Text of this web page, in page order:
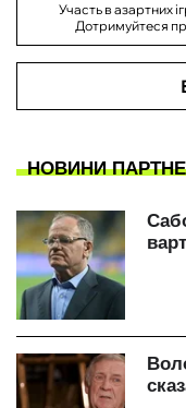
Участь в азартних
Дотримуйтеся